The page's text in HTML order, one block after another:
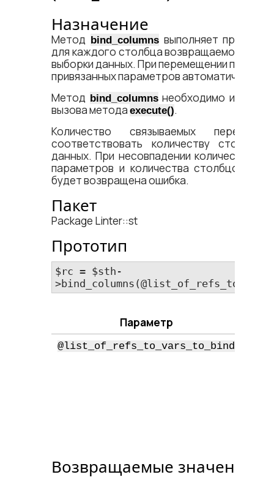
Назначение
Метод bind_columnsвыполняет привязку
для каждого столбца возвращаемой
выборки данных. При перемещении по
привязанных параметров автоматически
Метод bind_columnsнеобходимо
вызова метода execute().
Количество связываемых
соответствовать количеству
данных. При несовпадении количества
параметров и количества столбцов
будет возвращена ошибка.
Пакет
Package Linter::st
Прототип
$rc = $sth-​
Параметр
@list_of_refs_to_vars_to_bind
Возвращаемые значения